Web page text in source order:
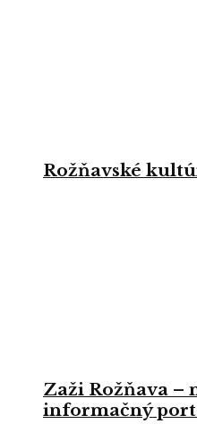
Rožňavské
Zaži Rožňava –
informačný